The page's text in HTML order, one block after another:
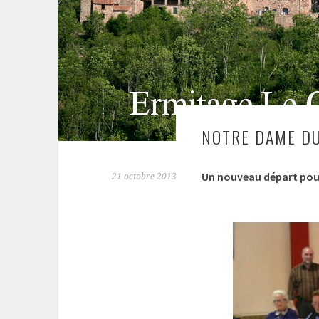
NOTRE DAME
21 octobre 2013 Un nouveau départ pour